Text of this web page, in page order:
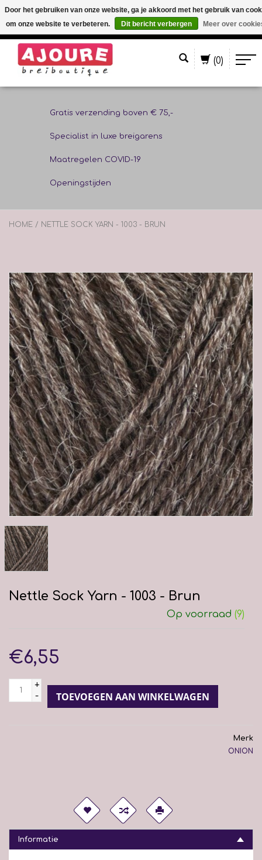
(0)
Gratis verzending boven € 75,-
Specialist in luxe breigarens
Maatregelen COVID-19
Openingstijden
HOME / NETTLE SOCK YARN - 1003 - BRUN
Nettle Sock Yarn - 1003 - Brun
Op voorraad (9)
€6,55
+
-
TOEVOEGEN AAN WINKELWAGEN
Merk
ONION
Informatie
Door het gebruiken van onze website, ga je akkoord met het gebruik van
om onze website te verbeteren.
Dit bericht verbergen Meer over